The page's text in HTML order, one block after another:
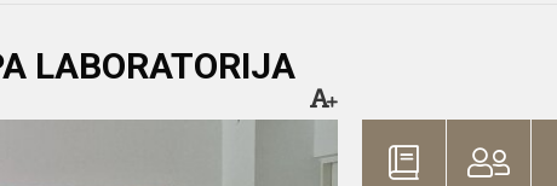
LABORATORIJA